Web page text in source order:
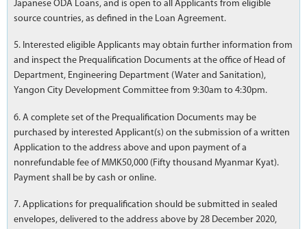
Japanese ODA Loans, and is open to all Applicants from eligible
source countries, as defined in the Loan Agreement.
5. Interested eligible Applicants may obtain further information from
and inspect the Prequalification Documents at the office of Head of
Department, Engineering Department (Water and Sanitation),
Yangon City Development Committee from 9:30am to 4:30pm.
6. A complete set of the Prequalification Documents may be
purchased by interested Applicant(s) on the submission of a written
Application to the address above and upon payment of a
nonrefundable fee of MMK50,000 (Fifty thousand Myanmar Kyat).
Payment shall be by cash or online.
7. Applications for prequalification should be submitted in sealed
envelopes, delivered to the address above by 28 December 2020,